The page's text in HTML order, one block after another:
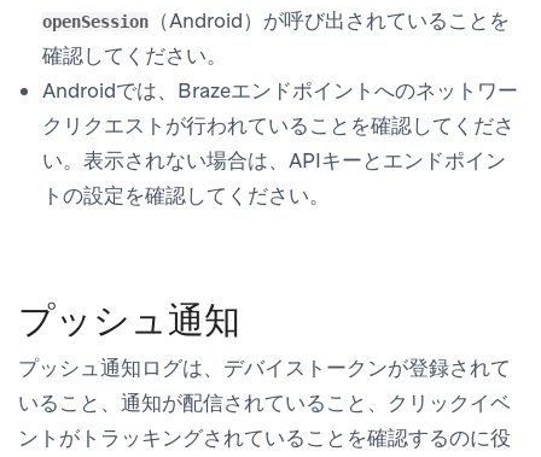
openSession
（Android）が呼び出されていることを
確認してください。
Androidでは、Brazeエンドポイントへのネットワー
クリクエストが行われていることを確認してくださ
い。表示されない場合は、APIキーとエンドポイン
トの設定を確認してください。
プッシュ通知
プッシュ通知ログは、デバイストークンが登録されて
いること、通知が配信されていること、クリックイベ
ントがトラッキングされていることを確認するのに役